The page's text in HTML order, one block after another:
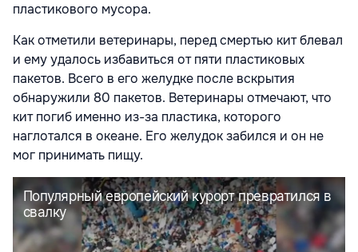
пластикового мусора.
Как отметили ветеринары, перед смертью кит блевал
и ему удалось избавиться от пяти пластиковых
пакетов. Всего в его желудке после вскрытия
обнаружили 80 пакетов. Ветеринары отмечают, что
кит погиб именно из-за пластика, которого
наглотался в океане. Его желудок забился и он не
мог принимать пищу.